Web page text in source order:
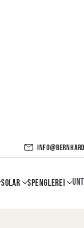
Solar Spenglerei